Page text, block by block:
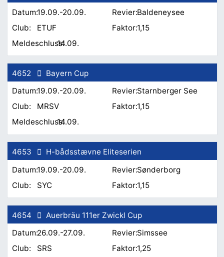
19.09.-20.09.
Baldeneysee
ETUF
1,15
14.09.
4652
19.09.-20.09.
Bayern Cup
Starnberger See
MRSV
1,15
14.09.
4653
19.09.-20.09.
H-bådsstævne Eliteserien
Sønderborg
SYC
1,15
4654
26.09.-27.09.
Auerbräu 111er Zwickl Cup
Simssee
SRS
1,25